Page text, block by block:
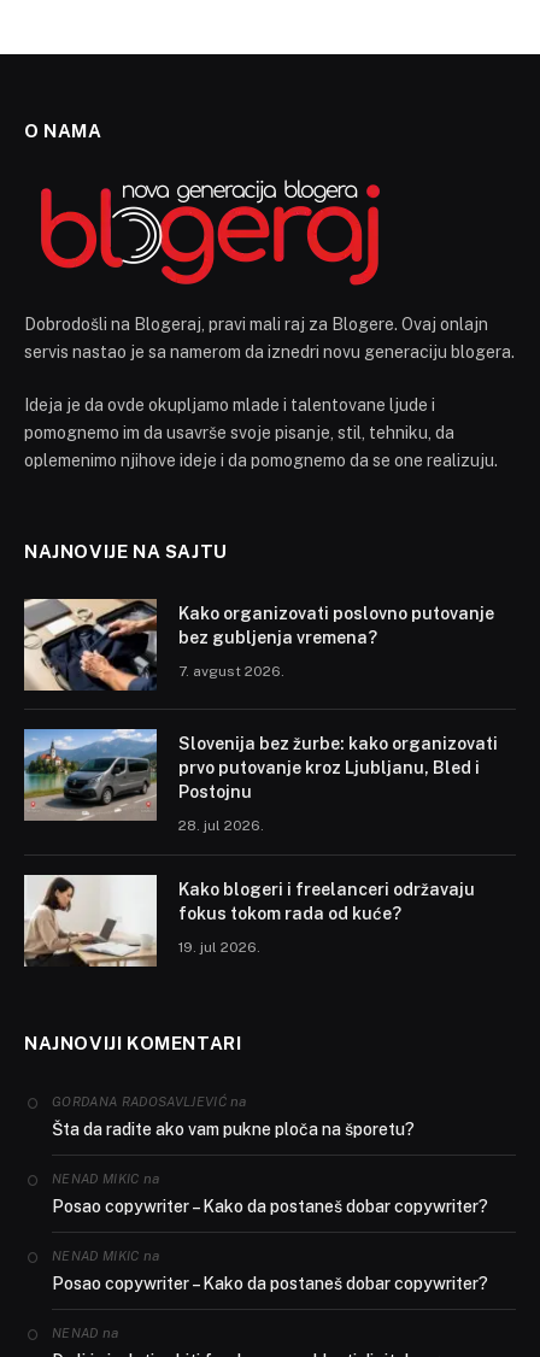
O NAMA
Dobrodošli na Blogeraj, pravi mali raj za Blogere. Ovaj onlajn
servis nastao je sa namerom da iznedri novu generaciju blogera.
Ideja je da ovde okupljamo mlade i talentovane ljude i
pomognemo im da usavrše svoje pisanje, stil, tehniku, da
oplemenimo njihove ideje i da pomognemo da se one realizuju.
NAJNOVIJE NA SAJTU
Kako organizovati poslovno putovanje
bez gubljenja vremena?
7. avgust 2026.
Slovenija bez žurbe: kako organizovati
prvo putovanje kroz Ljubljanu, Bled i
Postojnu
28. jul 2026.
Kako blogeri i freelanceri održavaju
fokus tokom rada od kuće?
19. jul 2026.
NAJNOVIJI KOMENTARI
GORDANA RADOSAVLJEVIĆna
Šta da radite ako vam pukne ploča na šporetu?
NENAD MIKIC na
Posao copywriter – Kako da postaneš dobar copywriter?
NENAD MIKIC na
Posao copywriter – Kako da postaneš dobar copywriter?
NENAD na